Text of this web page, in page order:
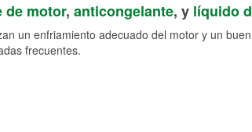
de motor, anticongelante, y líquido
un enfriamiento adecuado del motor y un
frecuentes.